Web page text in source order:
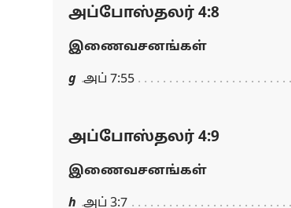
அப்போஸ்தலர் 4:8
இணைவசனங்கள்
g அப் 7:55
அப்போஸ்தலர் 4:9
இணைவசனங்கள்
h அப் 3:7